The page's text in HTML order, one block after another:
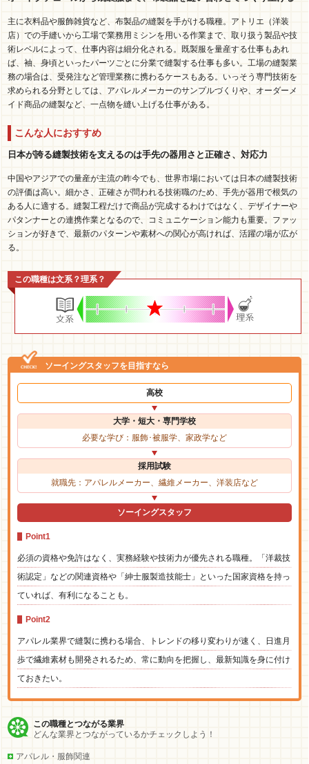
主に衣料品や服飾雑貨など、布製品の縫製を手がける職種。アトリエ（洋装
店）での手縫いから工場で業務用ミシンを用いる作業まで、取り扱う製品や技
術レベルによって、仕事内容は細分化される。既製服を量産する仕事もあれ
ば、袖、身頃といったパーツごとに分業で縫製する仕事も多い。工場の縫製業
務の場合は、受発注など管理業務に携わるケースもある。いっそう専門技術を
求められる分野としては、アパレルメーカーのサンプルづくりや、オーダーメ
イド商品の縫製など、一点物を縫い上げる仕事がある。
こんな人におすすめ
日本が誇る縫製技術を支えるのは手先の器用さと正確さ、対応力
中国やアジアでの量産が主流の昨今でも、世界市場においては日本の縫製技術
の評価は高い。細かさ、正確さが問われる技術職のため、手先が器用で根気の
ある人に適する。縫製工程だけで商品が完成するわけではなく、デザイナーや
パタンナーとの連携作業となるので、コミュニケーション能力も重要。ファッ
ションが好きで、最新のパターンや素材への関心が高ければ、活躍の場が広が
る。
この職種は文系？理系？
ソーイングスタッフを目指すなら
高校
大学・短大・専門学校
必要な学び：服飾･被服学、家政学など
採用試験
就職先：アパレルメーカー、繊維メーカー、洋装店など
ソーイングスタッフ
Point1
必須の資格や免許はなく、実務経験や技術力が優先される職種。「洋裁技
術認定」などの関連資格や「紳士服製造技能士」といった国家資格を持っ
ていれば、有利になることも。
Point2
アパレル業界で縫製に携わる場合、トレンドの移り変わりが速く、日進月
歩で繊維素材も開発されるため、常に動向を把握し、最新知識を身に付け
ておきたい。
この職種とつながる業界
どんな業界とつながっているかチェックしよう！
アパレル・服飾関連